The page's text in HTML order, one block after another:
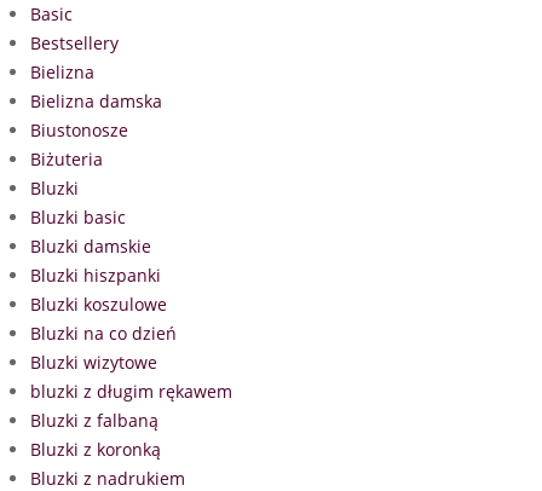
Basic
Bestsellery
Bielizna
Bielizna damska
Biustonosze
Biżuteria
Bluzki
Bluzki basic
Bluzki damskie
Bluzki hiszpanki
Bluzki koszulowe
Bluzki na co dzień
Bluzki wizytowe
bluzki z długim rękawem
Bluzki z falbaną
Bluzki z koronką
Bluzki z nadrukiem